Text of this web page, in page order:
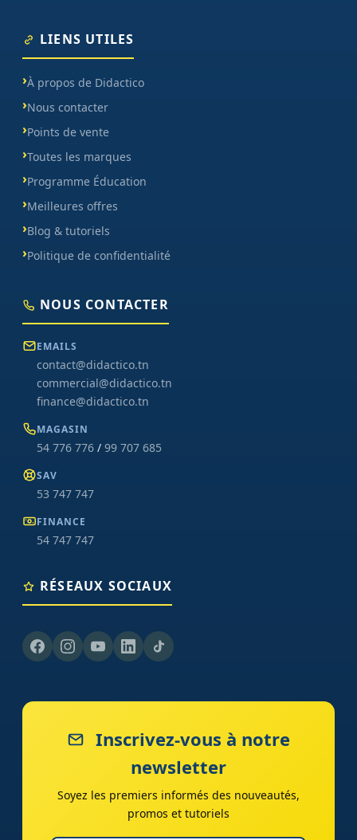
LIENS UTILES
À propos de Didactico
Nous contacter
Points de vente
Toutes les marques
Programme Éducation
Meilleures offres
Blog & tutoriels
Politique de confidentialité
NOUS CONTACTER
EMAILS
contact@didactico.tn
commercial@didactico.tn
finance@didactico.tn
MAGASIN
54 776 776 / 99 707 685
SAV
53 747 747
FINANCE
54 747 747
RÉSEAUX SOCIAUX
Inscrivez-vous à notre
newsletter
Soyez les premiers informés des nouveautés,
promos et tutoriels